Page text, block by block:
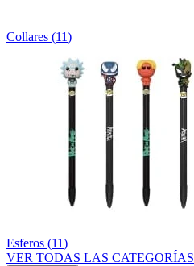
Collares (11)
Esferos (11)
VER TODAS LAS CATEGORÍAS